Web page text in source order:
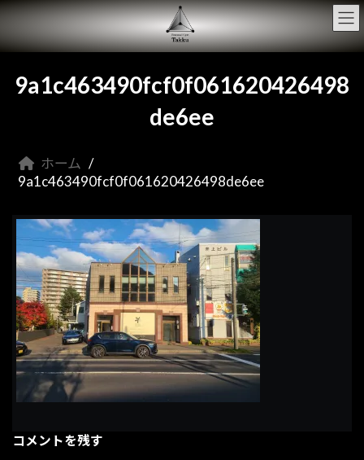
コ
テ
ナ
ゲ
9a1c463490fcf0f061620426498
de6ee
ホーム
9a1c463490fcf0f061620426498de6ee
コメントを残す